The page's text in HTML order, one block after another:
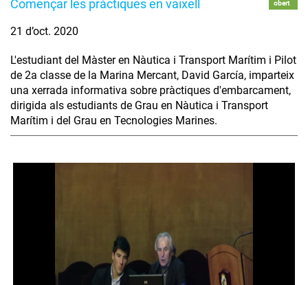
Començar les pràctiques en vaixell obert
21 d’oct. 2020
L'estudiant del Màster en Nàutica i Transport Marítim i Pilot
de 2a classe de la Marina Mercant, David García, imparteix
una xerrada informativa sobre pràctiques d'embarcament,
dirigida als estudiants de Grau en Nàutica i Transport
Marítim i del Grau en Tecnologies Marines.